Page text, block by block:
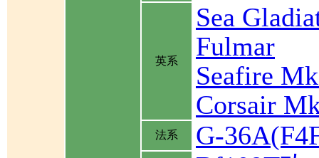
英系
Sea
Fulmar
Seafire
Corsair
法系
G-